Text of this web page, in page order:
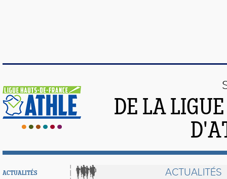
DE LA
ACTUALITÉS ACTUALITÉS